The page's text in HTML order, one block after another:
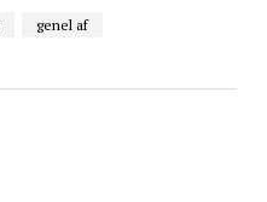
genel af